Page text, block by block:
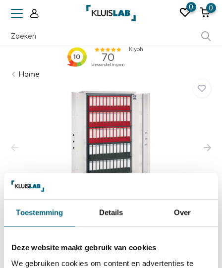
Toestemming Details Over
Deze website maakt gebruik van cookies
We gebruiken cookies om content en advertenties te
0 0
Home
SISTEC
Bekijk alles Inbraakwerende Kluis